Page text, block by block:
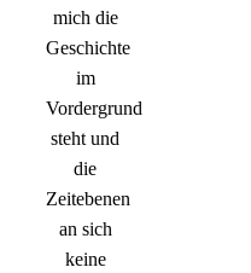
mich die
Geschichte
im
Vordergrund
steht und
die
Zeitebenen
an sich
keine